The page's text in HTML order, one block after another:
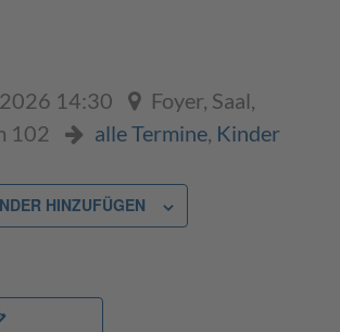
14:30
Foyer, Saal,
102
alle Termine, Kinder
HINZUFÜGEN